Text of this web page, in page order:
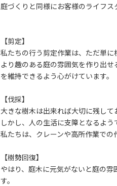
庭づくりと同様にお客様のライフス
【剪定】
私たちの行う剪定作業は、ただ単に
より趣のある庭の雰囲気を作り出
を維持できるよう心がけています。
【伐採】
大きな樹木は出来れば大切に残して
しかし、人の生活に支障となるよう
私たちは、クレーンや高所作業での
【樹勢回復】
やはり、庭木に元気がないと庭の
す。